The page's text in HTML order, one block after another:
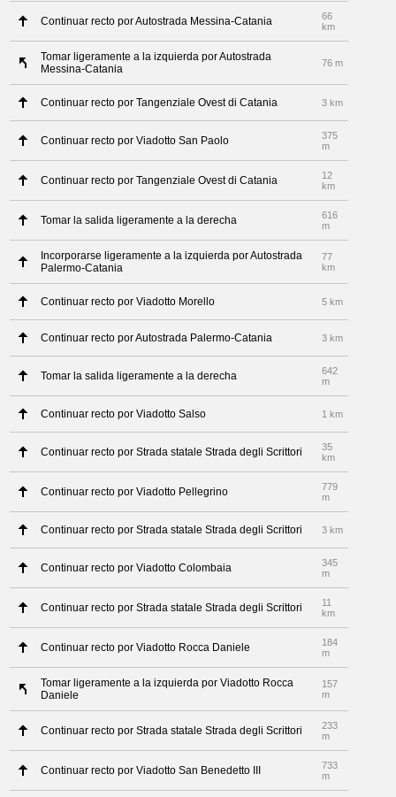
Continuar recto por Autostrada Messina-Catania
66
km
Tomar ligeramente a la izquierda por Autostrada
Messina-Catania
76 m
Continuar recto por Tangenziale Ovest di Catania 3 km
Continuar recto por Viadotto San Paolo
375
m
Continuar recto por Tangenziale Ovest di Catania
12
km
Tomar la salida ligeramente a la derecha
616
m
Incorporarse ligeramente a la izquierda por Autostrada
Palermo-Catania
77
km
Continuar recto por Viadotto Morello 5 km
Continuar recto por Autostrada Palermo-Catania 3 km
Tomar la salida ligeramente a la derecha
642
m
Continuar recto por Viadotto Salso 1 km
Continuar recto por Strada statale Strada degli Scrittori
35
km
Continuar recto por Viadotto Pellegrino
779
m
Continuar recto por Strada statale Strada degli Scrittori 3 km
Continuar recto por Viadotto Colombaia
345
m
Continuar recto por Strada statale Strada degli Scrittori
11
km
Continuar recto por Viadotto Rocca Daniele
184
m
Tomar ligeramente a la izquierda por Viadotto Rocca
Daniele
157
m
Continuar recto por Strada statale Strada degli Scrittori
233
m
Continuar recto por Viadotto San Benedetto III
733
m